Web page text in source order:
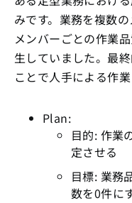
みです。業務を複数
メンバーごとの作業
生していました。最
ことで人手による作
Plan:
目的: 作業
定させる
目標: 業務
数を0件に